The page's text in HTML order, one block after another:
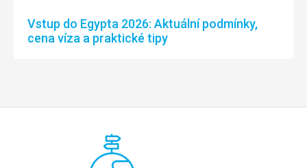
Vstup do Egypta 2026: Aktuální podmínky,
cena víza a praktické tipy